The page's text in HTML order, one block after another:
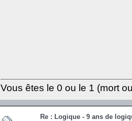
Vous êtes le 0 ou le 1 (mort
Re : Logique - 9 ans de